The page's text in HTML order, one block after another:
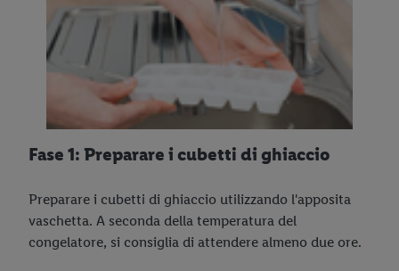
Fase 1: Preparare i cubetti di ghiaccio
Preparare i cubetti di ghiaccio utilizzando l'apposita
vaschetta. A seconda della temperatura del
congelatore, si consiglia di attendere almeno due ore.